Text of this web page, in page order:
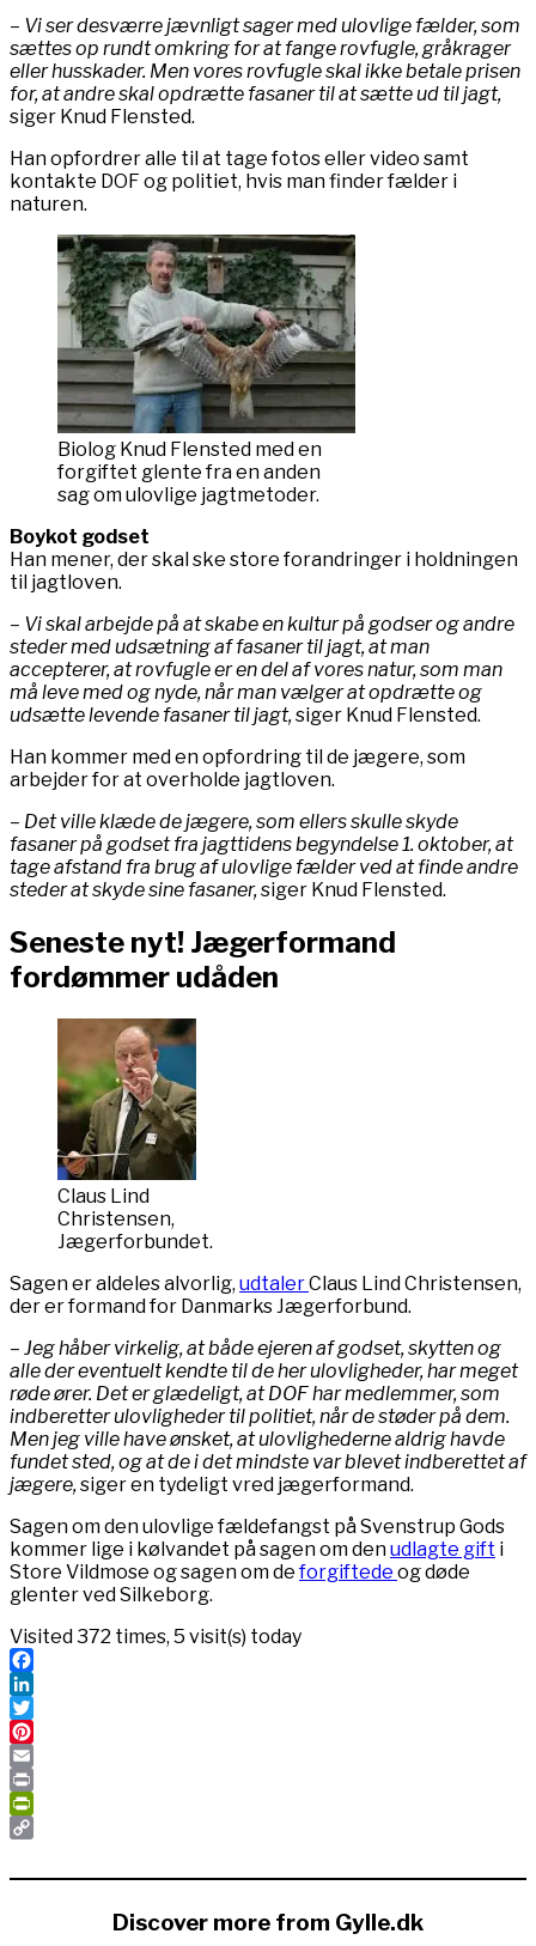
– Vi ser desværre jævnligt sager med ulovlige fælder, som
sættes op rundt omkring for at fange rovfugle, gråkrager
eller husskader. Men vores rovfugle skal ikke betale prisen
for, at andre skal opdrætte fasaner til at sætte ud til jagt,
siger Knud Flensted.
Han opfordrer alle til at tage fotos eller video samt
kontakte DOF og politiet, hvis man finder fælder i
naturen.
Biolog Knud Flensted med en
forgiftet glente fra en anden
sag om ulovlige jagtmetoder.
Boykot godset
Han mener, der skal ske store forandringer i holdningen
til jagtloven.
– Vi skal arbejde på at skabe en kultur på godser og andre
steder med udsætning af fasaner til jagt, at man
accepterer, at rovfugle er en del af vores natur, som man
må leve med og nyde, når man vælger at opdrætte og
udsætte levende fasaner til jagt,siger Knud Flensted.
Han kommer med en opfordring til de jægere, som
arbejder for at overholde jagtloven.
– Det ville klæde de jægere, som ellers skulle skyde
fasaner på godset fra jagttidens begyndelse 1. oktober, at
tage afstand fra brug af ulovlige fælder ved at finde andre
steder at skyde sine fasaner,siger Knud Flensted.
Seneste nyt! Jægerformand
fordømmer udåden
Claus Lind
Christensen,
Jægerforbundet.
Sagen er aldeles alvorlig, udtalerClaus Lind Christensen,
der er formand for Danmarks Jægerforbund.
– Jeg håber virkelig, at både ejeren af godset, skytten og
alle der eventuelt kendte til de her ulovligheder, har meget
røde ører. Det er glædeligt, at DOF har medlemmer, som
indberetter ulovligheder til politiet, når de støder på dem.
Men jeg ville have ønsket, at ulovlighederne aldrig havde
fundet sted, og at de i det mindste var blevet indberettet af
jægere,siger en tydeligt vred jægerformand.
Sagen om den ulovlige fældefangst på Svenstrup Gods
kommer lige i kølvandet på sagen om denudlagte gift i
Store Vildmose og sagen om deforgiftede og døde
glenter ved Silkeborg.
Visited 372 times, 5 visit(s) today
Facebook
LinkedIn
Twitter
Pinterest
Email
Print
PrintFriendly
Link
Discover more from Gylle.dk